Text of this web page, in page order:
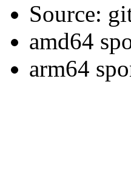
Source:
amd64
arm64